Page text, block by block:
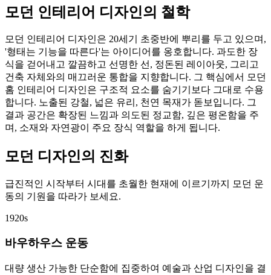
모던 인테리어 디자인의 철학
모던 인테리어 디자인은 20세기 초중반에 뿌리를 두고 있으며,
'형태는 기능을 따른다'는 아이디어를 옹호합니다. 과도한 장
식을 걷어내고 깔끔하고 선명한 선, 정돈된 레이아웃, 그리고
건축 자체와의 매끄러운 통합을 지향합니다. 그 핵심에서 모던
홈 인테리어 디자인은 구조적 요소를 숨기기보다 그대로 수용
합니다. 노출된 강철, 넓은 유리, 천연 목재가 돋보입니다. 그
결과 공간은 확장된 느낌과 의도된 정교함, 깊은 평온함을 주
며, 소재와 자연광이 주요 장식 역할을 하게 됩니다.
모던 디자인의 진화
급진적인 시작부터 시대를 초월한 현재에 이르기까지 모던 운
동의 기원을 따라가 보세요.
1920s
바우하우스 운동
대량 생산 가능한 단순함에 집중하여 예술과 산업 디자인을 결